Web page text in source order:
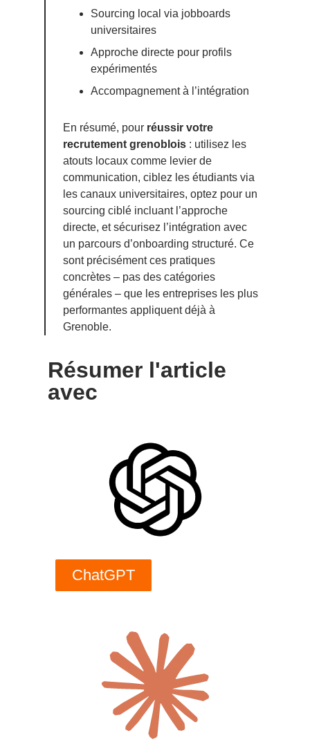
Sourcing local via jobboards
universitaires
Approche directe pour profils
expérimentés
Accompagnement à l’intégration
En résumé, pour réussir votre
recrutement grenoblois : utilisez les
atouts locaux comme levier de
communication, ciblez les étudiants via
les canaux universitaires, optez pour un
sourcing ciblé incluant l’approche
directe, et sécurisez l’intégration avec
un parcours d’onboarding structuré. Ce
sont précisément ces pratiques
concrètes – pas des catégories
générales – que les entreprises les plus
performantes appliquent déjà à
Grenoble.
Résumer l'article
avec
ChatGPT